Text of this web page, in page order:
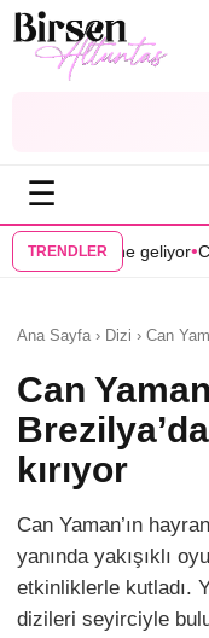
☰
TRENDLER
Cenan Çamyurdu
Ana Sayfa › Dizi › Can
Can
kırıyor
Can Yaman’ın
yanında yakışıklı
etkinliklerle kutladı.
dizileri seyirciyle